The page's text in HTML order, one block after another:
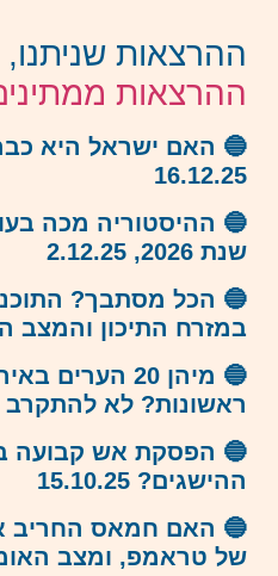
ההרצאות שניתנו,
ההרצאות
🔵 האם ישראל היא
16.12.25
🔵 ההיסטוריה מכה
שנת 2026, 2.12.25
🔵 הכל מסתבך?
במזרח התיכון והמצב
🔵 מיהן 20
ראשונות? לא להתקרב לשם?
🔵 הפסקת אש קבועה
ההישגים? 15.10.25
🔵 האם חמאס החריב
של טראמפ, ומצב האומה,